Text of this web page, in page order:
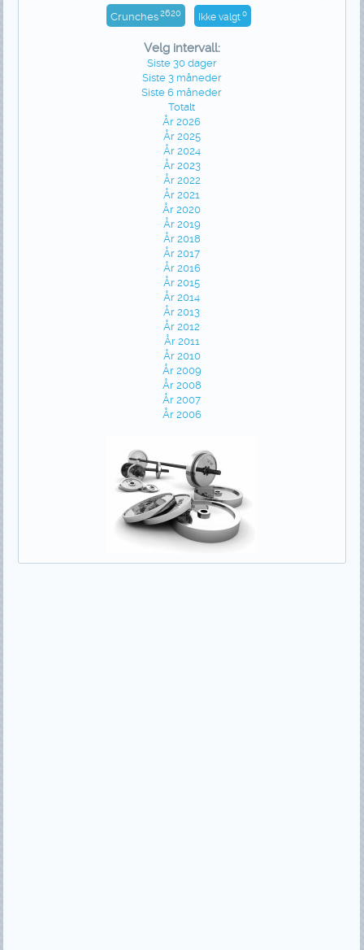
Crunches2620 Ikke valgt 0
Velg intervall:
Siste 30 dager
Siste 3 måneder
Siste 6 måneder
Totalt
År 2026
År 2025
År 2024
År 2023
År 2022
År 2021
År 2020
År 2019
År 2018
År 2017
År 2016
År 2015
År 2014
År 2013
År 2012
År 2011
År 2010
År 2009
År 2008
År 2007
År 2006